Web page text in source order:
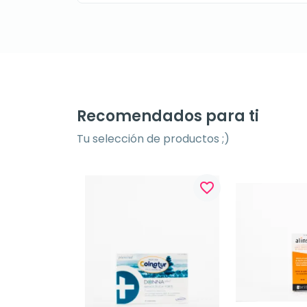
Recomendados para ti
Tu selección de productos ;)
favorite_border